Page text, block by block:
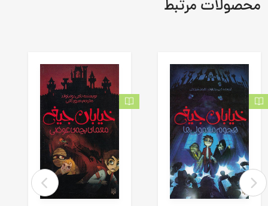
محصولات مرتبط